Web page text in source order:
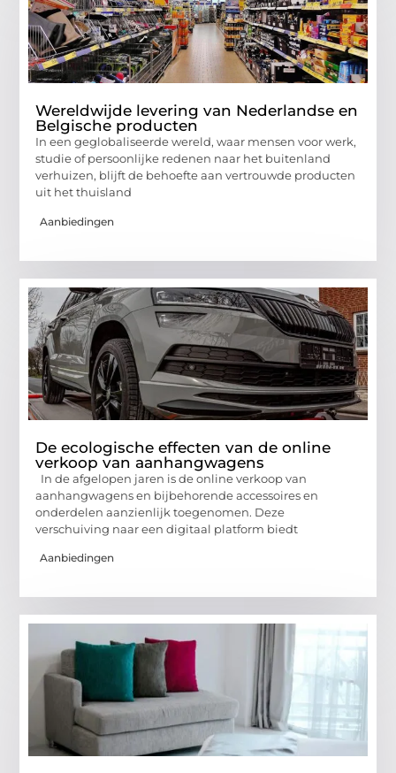
Wereldwijde levering van Nederlandse en
Belgische producten
In een geglobaliseerde wereld, waar mensen voor werk,
studie of persoonlijke redenen naar het buitenland
verhuizen, blijft de behoefte aan vertrouwde producten
uit het thuisland
Aanbiedingen
De ecologische effecten van de online
verkoop van aanhangwagens
In de afgelopen jaren is de online verkoop van
aanhangwagens en bijbehorende accessoires en
onderdelen aanzienlijk toegenomen. Deze
verschuiving naar een digitaal platform biedt
Aanbiedingen